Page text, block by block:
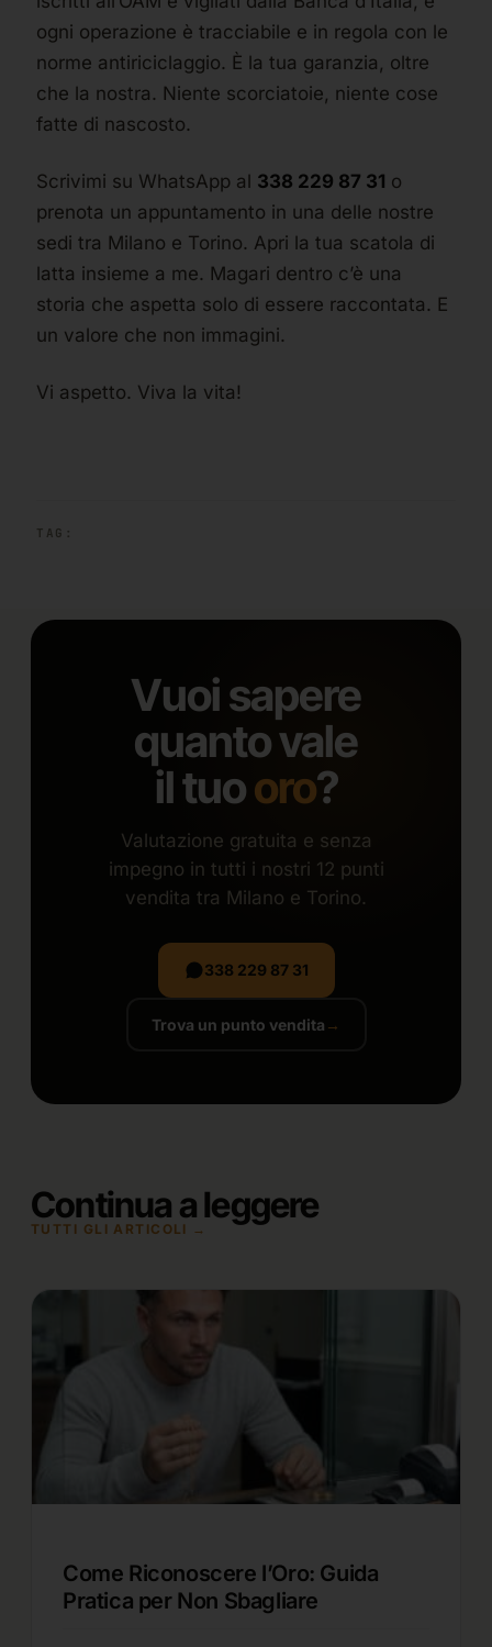
ogni operazione è tracciabile e in regola con le
norme antiriciclaggio. È la tua garanzia, oltre
che la nostra. Niente scorciatoie, niente cose
fatte di nascosto.
Scrivimi su WhatsApp al 338 229 87 31 o
prenota un appuntamento in una delle nostre
sedi tra Milano e Torino. Apri la tua scatola di
latta insieme a me. Magari dentro c’è una
storia che aspetta solo di essere raccontata. E
un valore che non immagini.
Vi aspetto. Viva la vita!
TAG:
Vuoi sapere
quanto vale
il tuooro?
Valutazione gratuita e senza
impegno in tutti i nostri 12 punti
vendita tra Milano e Torino.
338 229 87 31
Trova un punto vendita →
Continua a leggere
TUTTI GLI ARTICOLI →
Come Riconoscere l’Oro: Guida
Pratica per Non Sbagliare